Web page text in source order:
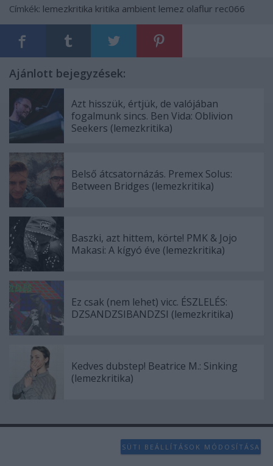
Címkék: lemezkritika kritika ambient lemez olaflur rec066
Ajánlott bejegyzések:
Azt hisszük, értjük, de valójában
fogalmunk sincs. Ben Vida: Oblivion
Seekers (lemezkritika)
Belső átcsatornázás. Premex Solus:
Between Bridges (lemezkritika)
Baszki, azt hittem, körte! PMK & Jojo
Makasi: A kígyó éve (lemezkritika)
Ez csak (nem lehet) vicc. ÉSZLELÉS:
DZSANDZSIBANDZSI (lemezkritika)
Kedves dubstep! Beatrice M.: Sinking
(lemezkritika)
SÜTI BEÁLLÍTÁSOK MÓDOSÍTÁSA